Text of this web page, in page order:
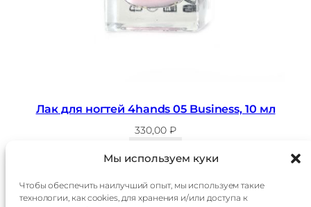
Мы используем куки
Чтобы обеспечить наилучший опыт, мы используем такие
технологии, как cookies, для хранения и/или доступа к
Лак для ногтей 4hands 05 Business, 10 мл
330,00 ₽
Главная Доставка